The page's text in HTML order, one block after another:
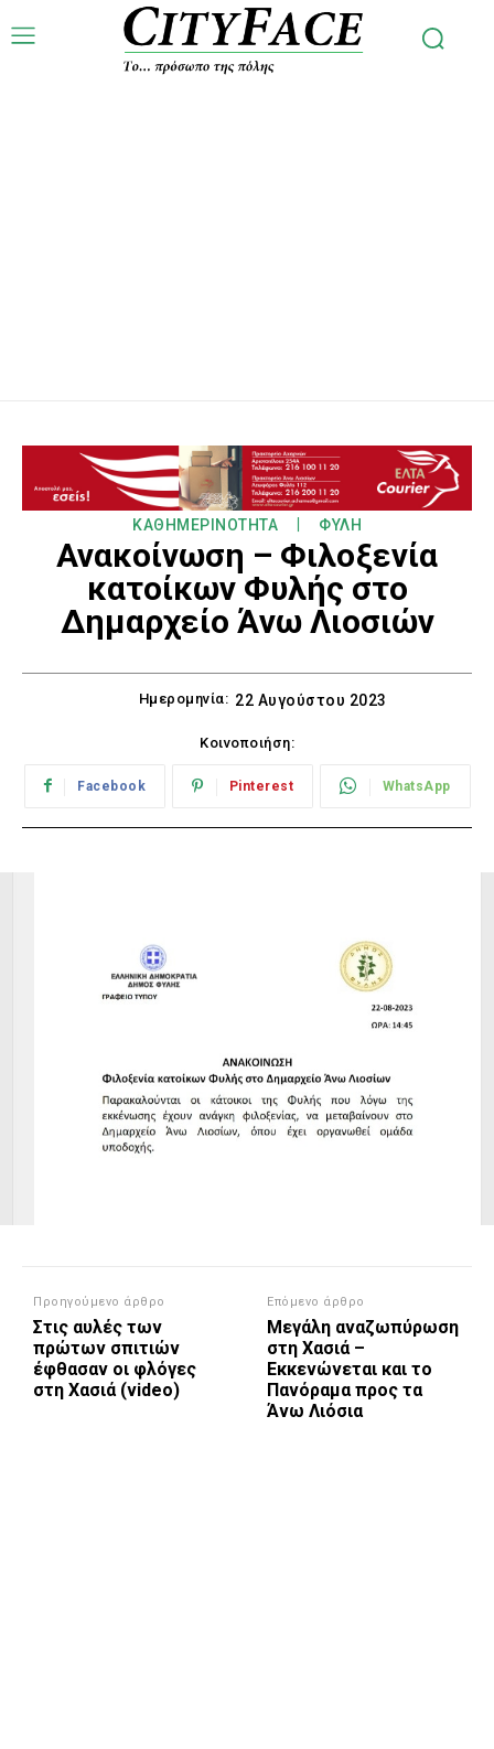
ΚΑΘΗΜΕΡΙΝΟΤΗΤΑ ΦΥΛΗ
Ανακοίνωση – Φιλοξενία
κατοίκων Φυλής στο
Δημαρχείο Άνω Λιοσιών
Ημερομηνία: 22 Αυγούστου 2023
Κοινοποιήση:
Facebook Pinterest WhatsApp
Προηγούμενο άρθρο
Στις αυλές των
πρώτων σπιτιών
έφθασαν οι φλόγες
στη Χασιά (video)
Επόμενο άρθρο
Μεγάλη αναζωπύρωση
στη Χασιά –
Εκκενώνεται και το
Πανόραμα προς τα
Άνω Λιόσια